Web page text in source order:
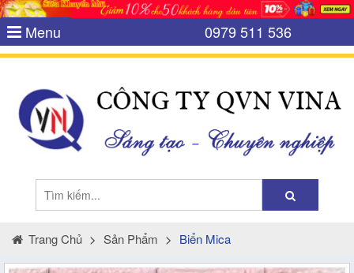
Menu 0979 511 536
Trang Chủ > Sản Phẩm > Biển Mica